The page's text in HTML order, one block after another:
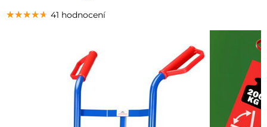
★★★★★
★★★★★
★★★★★ 41 hodnocení